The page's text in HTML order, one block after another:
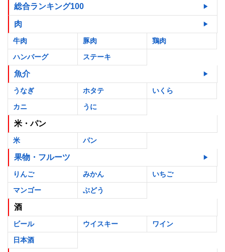
総合ランキング100
肉
牛肉 豚肉
鶏肉
ハンバーグ
ステーキ
魚介
うなぎ ホタテ
いくら
カニ
うに
米・パン
米 パン
果物・フルーツ
りんご みかん
いちご
マンゴー
ぶどう
酒
ビール ウイスキー
ワイン
日本酒